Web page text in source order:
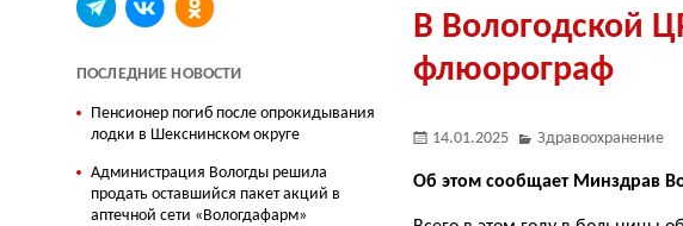
В Вологодской
флюорограф
14.01.2025 Здравоохранение
Об этом сообщает Минздрав
ПОСЛЕДНИЕ НОВОСТИ
Пенсионер погиб после опрокидывания
лодки в Шекснинском округе
Администрация Вологды решила
продать оставшийся пакет акций в
аптечной сети «Вологдафарм»